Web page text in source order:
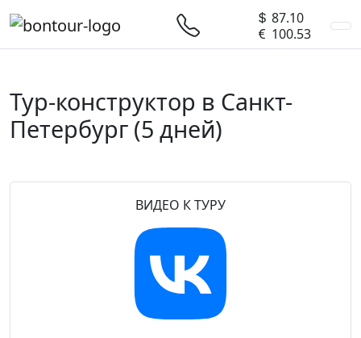
87.10
100.53
Тур-конструктор в Санкт-
Петербург (5 дней)
ВИДЕО К ТУРУ